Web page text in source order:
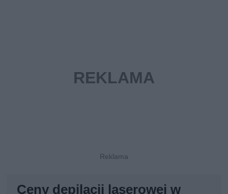
Ceny depilacji laserowej w